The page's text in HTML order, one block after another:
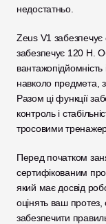
недостатньо.
Zeus V1 забезпечує
забезпечує 120 Н.
навколо предмета,
Разом ці функції
контроль і
тросовими
Перед початком
сертифікованим
який має досвід
оцінять ваш протез,
забезпечити